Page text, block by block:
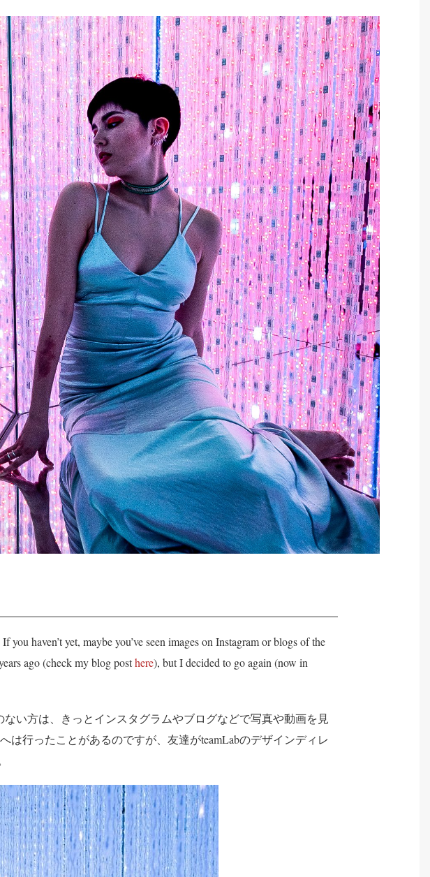
you haven’t yet, maybe you’ve seen images on Instagram or blogs of the
ago (check my blog posthere), but I decided to go again (now in
い方は、きっとインスタグラムやブログなどで写真や動画を見
行ったことがあるのですが、友達がteamLabのデザインディレ